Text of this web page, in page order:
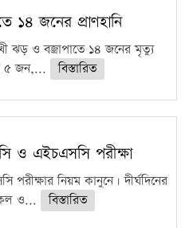
১৪ জনের প্রাণহানি
ঝড় ও বজ্রাপাতে ১৪ জনের মৃত্যু
৫ জন,...
বিস্তারিত
ও এইচএসসি পরীক্ষা
নিয়ম কানুনে। দীর্ঘদিনের
ও...
বিস্তারিত